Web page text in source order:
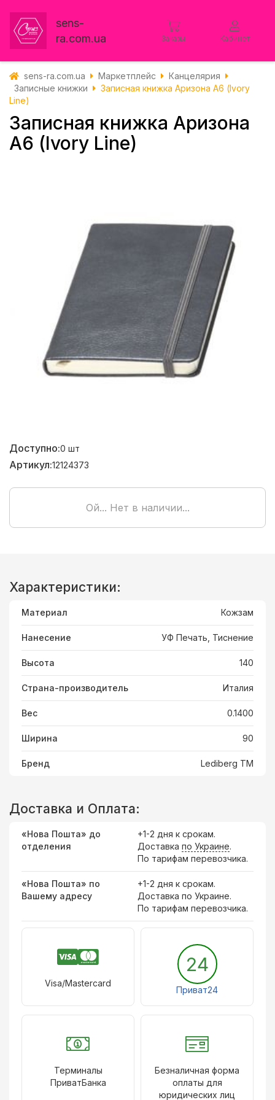
sens-
ra.com.ua
Заказы Кабинет
sens-ra.com.ua Маркетплейс
Канцелярия
Записные книжки
Записная книжка Аризона А6 (Ivory
Line)
Записная книжка Аризона
А6 (Ivory Line)
Доступно:0 шт
Артикул:12124373
Ой... Нет в наличии...
Характеристики:
Материал Кожзам
Нанесение УФ Печать, Тиснение
Высота 140
Страна-производитель Италия
Вес 0.1400
Ширина 90
Бренд Lediberg ТМ
Доставка и Оплата:
«Нова Пошта» до
отделения
+1-2 дня к срокам.
Доставка по Украине.
По тарифам перевозчика.
«Нова Пошта» по
Вашему адресу
+1-2 дня к срокам.
Доставка по Украине.
По тарифам перевозчика.
Visa/Mastercard
24
Приват24
Терминалы
ПриватБанка
Безналичная форма
оплаты для
юридических лиц